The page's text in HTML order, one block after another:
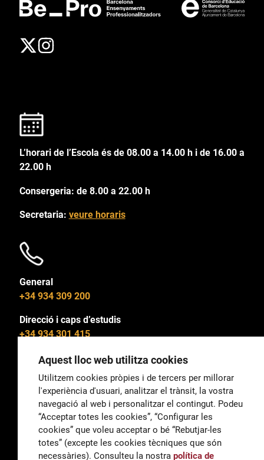
L’horari de l’Escola és de 08.00 a 14.00 h i de 16.00 a
22.00 h
Consergeria: de 8.00 a 22.00 h
Secretaria: veure horaris
General
+34 934 309 200
Direcció i caps d’estudis
+34 934 301 415
General
correu@escoladeltreball.org
Informació
informacio@escoladeltreball.org
Aquest lloc web utilitza cookies
Utilitzem cookies pròpies i de tercers per millorar
l'experiència d'usuari, analitzar el trànsit, la vostra
navegació al web i personalitzar el contingut. Podeu
“Acceptar totes les cookies”, “Configurar les
cookies” que voleu acceptar o bé “Rebutjar-les
totes” (excepte les cookies tècniques que són
necessàries). Consulteu la nostra política de